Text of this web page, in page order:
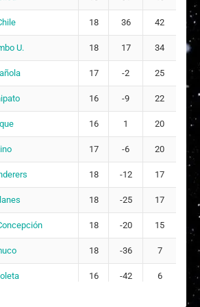
Paz Sandoval Salas
Trinidad Sandoval Céspedes
Ignacia Vidal Miranda
18 36 42
U. 18 17 34
17 -2 25
16 -9 22
16 1 20
17 -6 20
18 -12 17
18 -25 17
18 -20 15
18 -36 7
16 -42 6